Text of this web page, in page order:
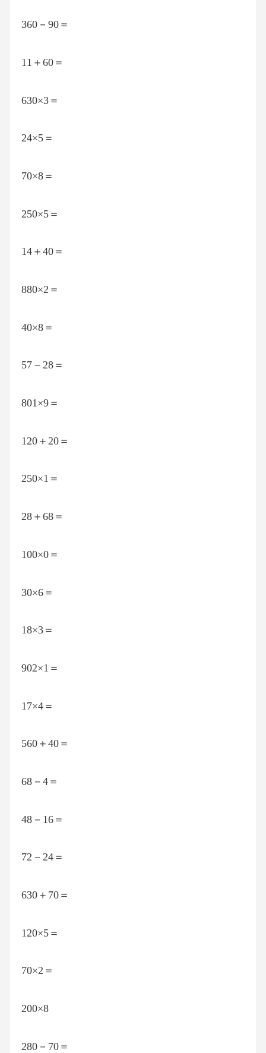
360－90＝
11＋60＝
630×3＝
24×5＝
70×8＝
250×5＝
14＋40＝
880×2＝
40×8＝
57－28＝
801×9＝
120＋20＝
250×1＝
28＋68＝
100×0＝
30×6＝
18×3＝
902×1＝
17×4＝
560＋40＝
68－4＝
48－16＝
72－24＝
630＋70＝
120×5＝
70×2＝
200×8
280－70＝